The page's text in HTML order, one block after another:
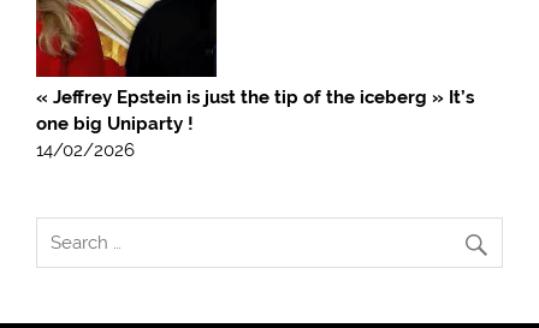
« Jeffrey Epstein is just the tip of the iceberg » It’s
one big Uniparty !
14/02/2026